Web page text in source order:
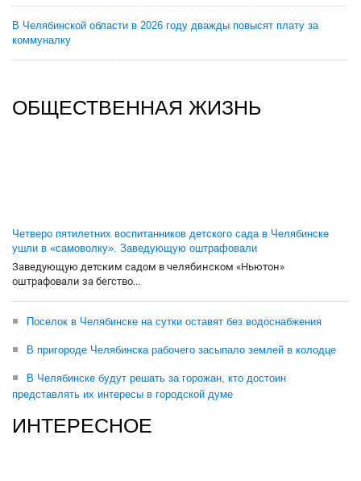
В Челябинской области в 2026 году дважды повысят плату за
коммуналку
ОБЩЕСТВЕННАЯ ЖИЗНЬ
Четверо пятилетних воспитанников детского сада в Челябинске
ушли в «самоволку». Заведующую оштрафовали
Заведующую детским садом в челябинском «Ньютон»
оштрафовали за бегство...
Поселок в Челябинске на сутки оставят без водоснабжения
В пригороде Челябинска рабочего засыпало землей в колодце
В Челябинске будут решать за горожан, кто достоин
представлять их интересы в городской думе
ИНТЕРЕСНОЕ